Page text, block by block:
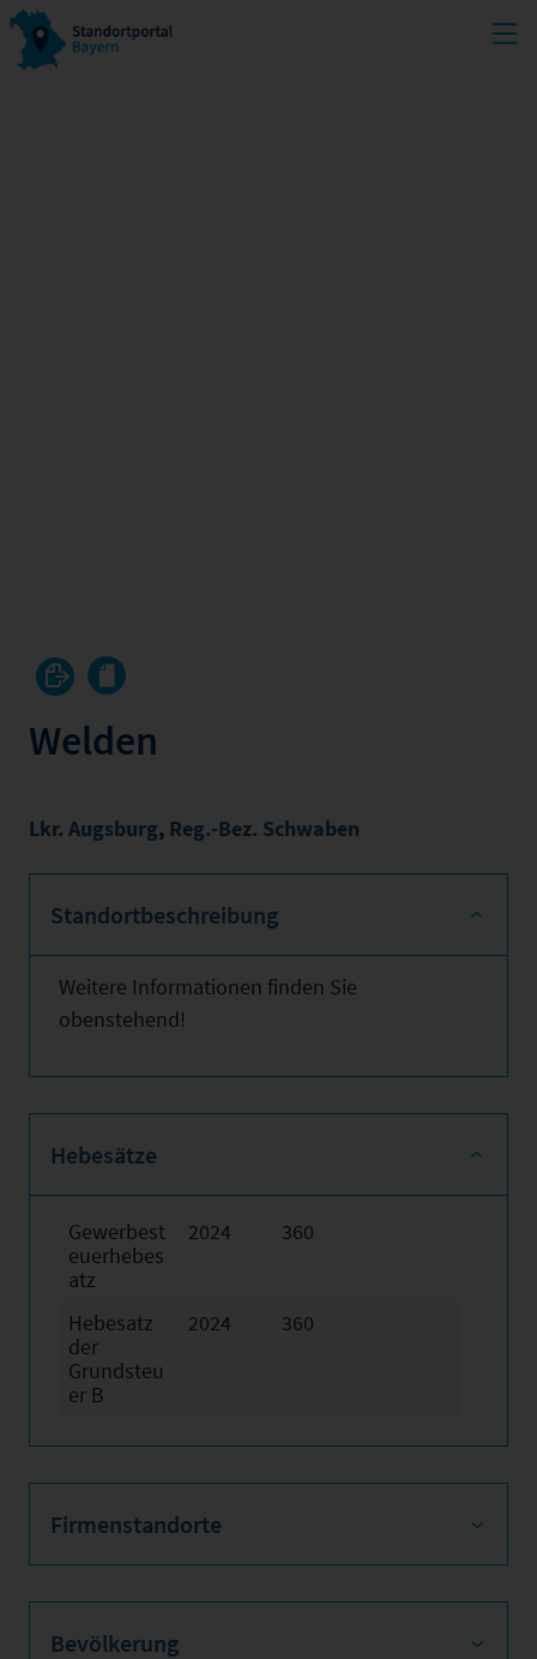
Welden
Lkr. Augsburg, Reg.-Bez. Schwaben
Standortbeschreibung
Weitere Informationen finden Sie
obenstehend!
Hebesätze
Gewerbest
euerhebes
atz
2024 360
Hebesatz
der
Grundsteu
er B
2024 360
Firmenstandorte
Bevölkerung